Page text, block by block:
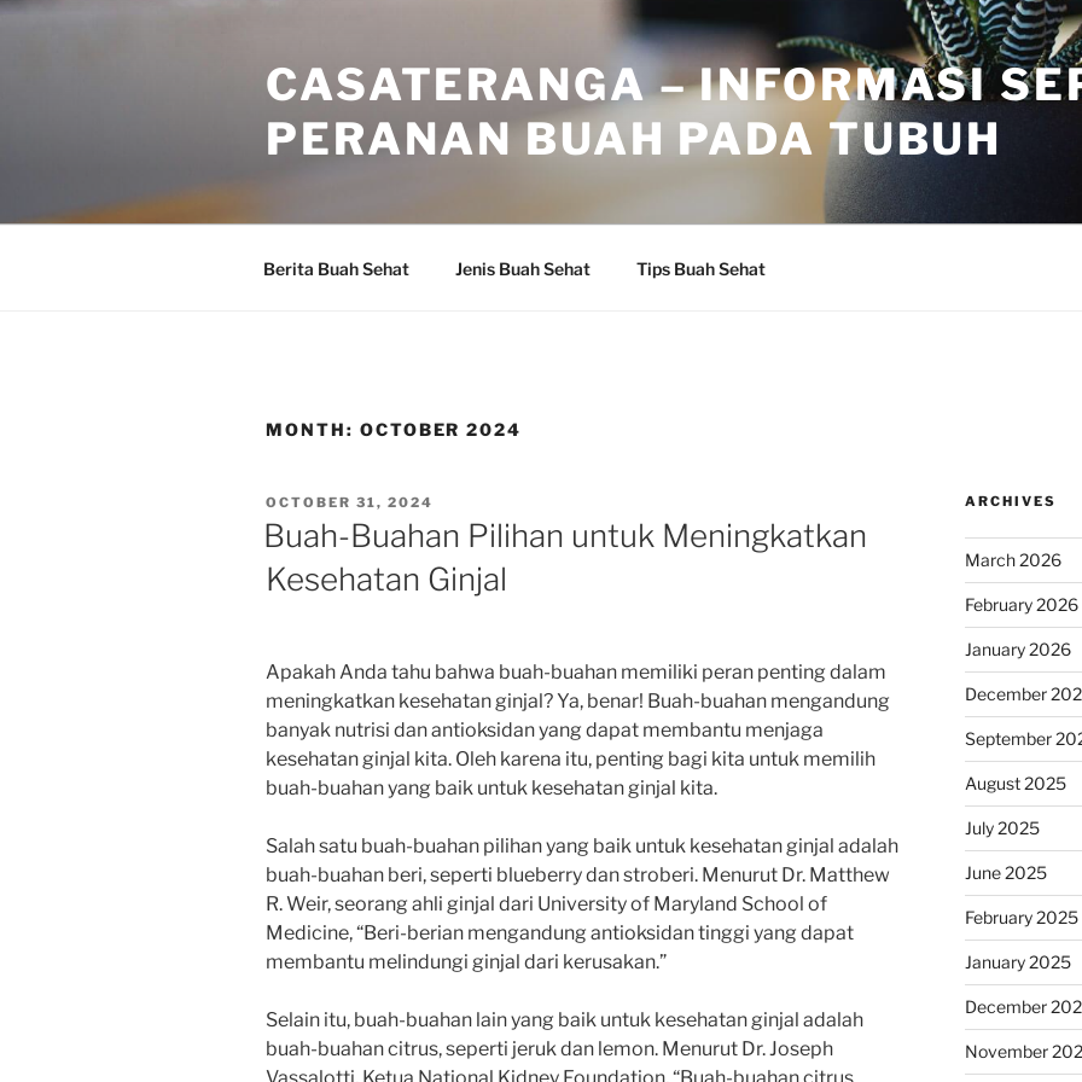
Skip
CASATERANGA – INFORMASI
PERANAN BUAH PADA TUBUH
Berita Buah Sehat Jenis Buah Sehat Tips Buah Sehat
MONTH: OCTOBER 2024
POSTED
ON
OCTOBER 31, 2024
Buah-Buahan Pilihan untuk Meningkatkan
Kesehatan Ginjal
Apakah Anda tahu bahwa buah-buahan memiliki peran penting dalam
meningkatkan kesehatan ginjal? Ya, benar! Buah-buahan mengandung
banyak nutrisi dan antioksidan yang dapat membantu menjaga
kesehatan ginjal kita. Oleh karena itu, penting bagi kita untuk memilih
buah-buahan yang baik untuk kesehatan ginjal kita.
Salah satu buah-buahan pilihan yang baik untuk kesehatan ginjal adalah
buah-buahan beri, seperti blueberry dan stroberi. Menurut Dr. Matthew
R. Weir, seorang ahli ginjal dari University of Maryland School of
Medicine, “Beri-berian mengandung antioksidan tinggi yang dapat
membantu melindungi ginjal dari kerusakan.”
Selain itu, buah-buahan lain yang baik untuk kesehatan ginjal adalah
buah-buahan citrus, seperti jeruk dan lemon. Menurut Dr. Joseph
ARCHIVES
March 2026
February 2026
January 2026
December
September
August 2025
July 2025
June 2025
February 2025
January 2025
December
November